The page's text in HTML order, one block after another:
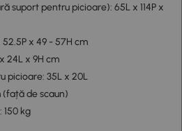
suport pentru picioare): 65L x 114P x
52.5P x 49 - 57H cm
24L x 9H cm
picioare: 35L x 20L
(față de scaun)
150 kg